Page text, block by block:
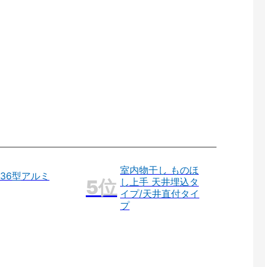
36型アルミ
室内物干し ものほ
し上手 天井埋込タ
イプ/天井直付タイ
プ